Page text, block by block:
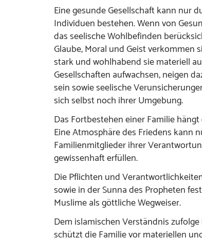
Eine gesunde Gesellschaft kann nur
Individuen bestehen. Wenn von
das seelische Wohlbefinden
Glaube, Moral und Geist verkommen
stark und wohlhabend sie materiell
Gesellschaften aufwachsen, neigen
sein sowie seelische
sich selbst noch ihrer Umgebung.
Das Fortbestehen einer Familie
Eine Atmosphäre des Friedens kann
Familienmitglieder ihrer
gewissenhaft erfüllen.
Die Pflichten und
sowie in der Sunna des Propheten
Muslime als göttliche Wegweiser.
Dem islamischen Verständnis
schützt die Familie vor materiellen